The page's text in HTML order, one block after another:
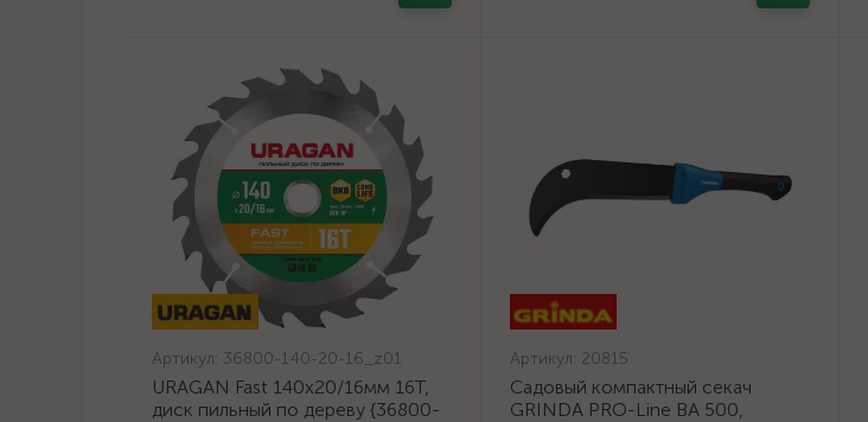
Артикул: 36800-140-20-16_z01
URAGAN Fast 140x20/16мм 16Т,
диск пильный по дереву {36800-
Артикул: 20815
Садовый компактный секач
GRINDA PRO-Line BA 500,